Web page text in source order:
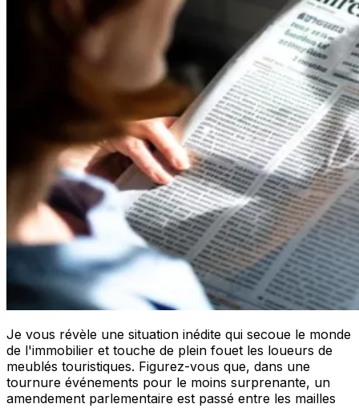
Je vous révèle une situation inédite qui secoue le monde
de l'immobilier et touche de plein fouet les loueurs de
meublés touristiques. Figurez-vous que, dans une
tournure événements pour le moins surprenante, un
amendement parlementaire est passé entre les mailles